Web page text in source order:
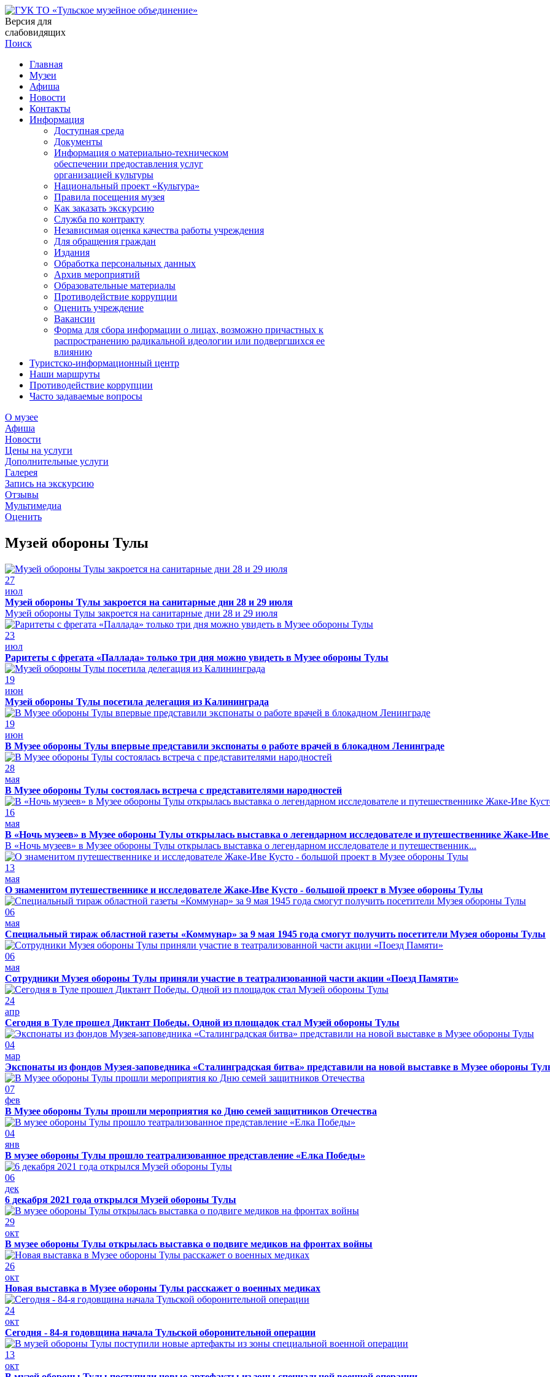
Версия для
слабовидящих
Поиск
Главная
Музеи
Афиша
Новости
Контакты
Информация
Доступная среда
Документы
Информация о материально-техническом
обеспечении предоставления услуг
организацией культуры
Национальный проект «Культура»
Правила посещения музея
Как заказать экскурсию
Служба по контракту
Независимая оценка качества работы учреждения
Для обращения граждан
Издания
Обработка персональных данных
Архив мероприятий
Образовательные материалы
Противодействие коррупции
Оценить учреждение
Вакансии
Форма для сбора информации о лицах, возможно причастных к
распространению радикальной идеологии или подвергшихся ее
влиянию
Туристско-информационный центр
Наши маршруты
Противодействие коррупции
Часто задаваемые вопросы
О музее
Афиша
Новости
Цены на услуги
Дополнительные услуги
Галерея
Запись на экскурсию
Отзывы
Мультимедиа
Оценить
Музей обороны Тулы
27
июл
Музей обороны Тулы закроется на санитарные дни 28 и 29 июля
Музей обороны Тулы закроется на санитарные дни 28 и 29 июля
23
июл
Раритеты с фрегата «Паллада» только три дня можно увидеть в Музее обороны Тулы
19
июн
Музей обороны Тулы посетила делегация из Калининграда
19
июн
В Музее обороны Тулы впервые представили экспонаты о работе врачей в блокадном Ленинграде
28
мая
В Музее обороны Тулы состоялась встреча с представителями народностей
16
мая
В «Ночь музеев» в Музее обороны Тулы открылась выставка о легендарном исследователе и путешественнике Жаке-
В «Ночь музеев» в Музее обороны Тулы открылась выставка о легендарном исследователе и путешественник...
13
мая
О знаменитом путешественнике и исследователе Жаке-Иве Кусто - большой проект в Музее обороны Тулы
06
мая
Специальный тираж областной газеты «Коммунар» за 9 мая 1945 года смогут получить посетители Музея обороны Тулы
06
мая
Сотрудники Музея обороны Тулы приняли участие в театрализованной части акции «Поезд Памяти»
24
апр
Сегодня в Туле прошел Диктант Победы. Одной из площадок стал Музей обороны Тулы
04
мар
Экспонаты из фондов Музея-заповедника «Сталинградская битва» представили на новой выставке в Музее обороны
07
фев
В Музее обороны Тулы прошли мероприятия ко Дню семей защитников Отечества
04
янв
В музее обороны Тулы прошло театрализованное представление «Елка Победы»
06
дек
6 декабря 2021 года открылся Музей обороны Тулы
29
окт
В музее обороны Тулы открылась выставка о подвиге медиков на фронтах войны
26
окт
Новая выставка в Музее обороны Тулы расскажет о военных медиках
24
окт
Сегодня - 84-я годовщина начала Тульской оборонительной операции
13
окт